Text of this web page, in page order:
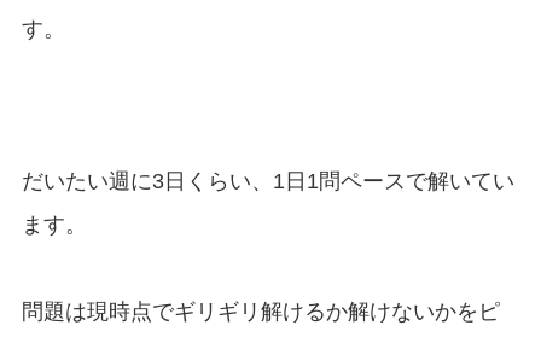
す。
だいたい週に3日くらい、1日1問ペースで解いてい
ます。
問題は現時点でギリギリ解けるか解けないかをピ